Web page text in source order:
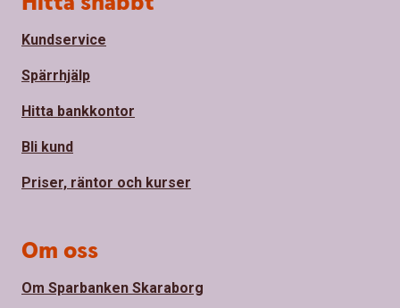
Kundservice
Spärrhjälp
Hitta bankkontor
Bli kund
Priser, räntor och kurser
Om oss
Om Sparbanken Skaraborg